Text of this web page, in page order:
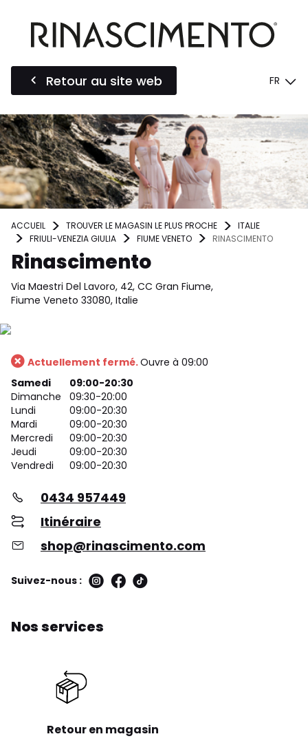
Retour au site web FR
ACCUEIL TROUVER LE MAGASIN LE PLUS PROCHE
ITALIE
FRIULI-VENEZIA GIULIA
FIUME VENETO RINASCIMENTO
Rinascimento
Via Maestri Del Lavoro, 42, CC Gran Fiume,
Fiume Veneto 33080, Italie
Actuellement fermé.Ouvre à 09:00
Samedi
09:00-20:30
Dimanche
09:30-20:00
Lundi
09:00-20:30
Mardi
09:00-20:30
Mercredi
09:00-20:30
Jeudi
09:00-20:30
Vendredi
09:00-20:30
0434 957449
Itinéraire
shop@rinascimento.com
Suivez-nous :
Nos services
Retour en magasin